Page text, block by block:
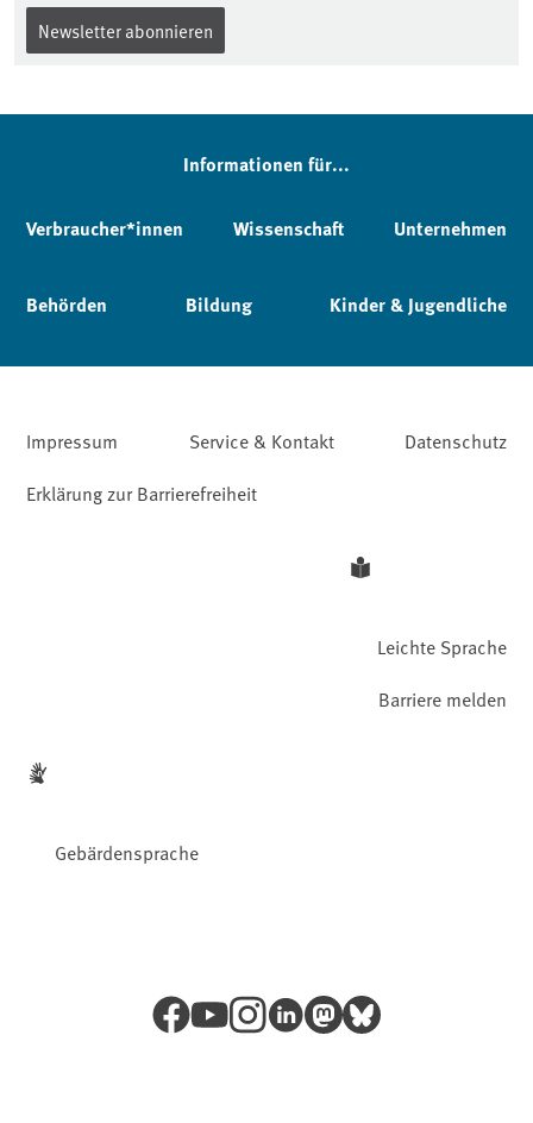
Newsletter abonnieren
Informationen für...
Verbraucher*innen Wissenschaft Unternehmen
Behörden Bildung Kinder & Jugendliche
Impressum Service & Kontakt
Datenschutz
Erklärung zur Barrierefreiheit
Leichte Sprache
Gebärdensprache
Barriere melden